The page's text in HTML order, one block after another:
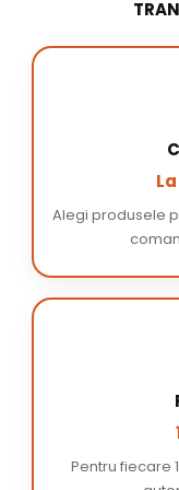
Alegi produsele
Pentru fiecare